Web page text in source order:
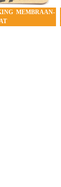
MEMBRAAN-